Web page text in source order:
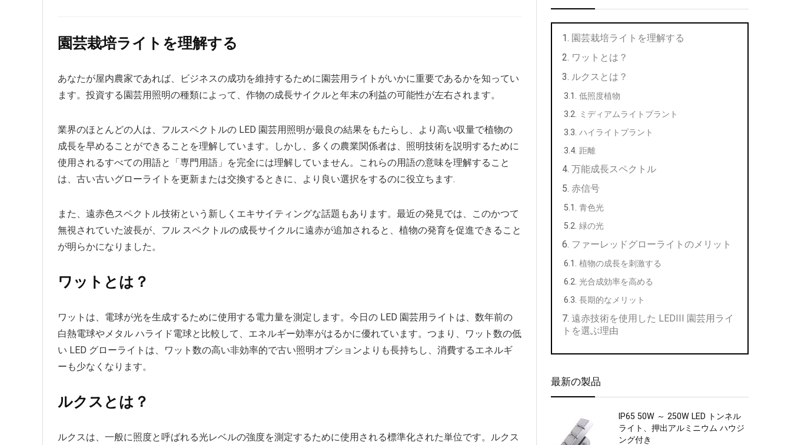
園芸栽培ライトを理解する
あなたが屋内農家であれば、ビジネスの成功を維持するために園芸用ライトがいかに重要であるかを知ってい
ます。投資する園芸用照明の種類によって、作物の成長サイクルと年末の利益の可能性が左右されます。
業界のほとんどの人は、フルスペクトルの LED 園芸用照明が最良の結果をもたらし、より高い収量で植物の
成長を早めることができることを理解しています。しかし、多くの農業関係者は、照明技術を説明するために
使用されるすべての用語と「専門用語」を完全には理解していません。これらの用語の意味を理解すること
は、古い古いグローライトを更新または交換するときに、より良い選択をするのに役立ちます.
また、遠赤色スペクトル技術という新しくエキサイティングな話題もあります。最近の発見では、このかつて
無視されていた波長が、フル スペクトルの成長サイクルに遠赤が追加されると、植物の発育を促進できること
が明らかになりました。
ワットとは？
ワットは、電球が光を生成するために使用する電力量を測定します。今日の LED 園芸用ライトは、数年前の
白熱電球やメタル ハライド電球と比較して、エネルギー効率がはるかに優れています。つまり、ワット数の低
い LED グローライトは、ワット数の高い非効率的で古い照明オプションよりも長持ちし、消費するエネルギ
ーも少なくなります。
ルクスとは？
ルクスは、一般に照度と呼ばれる光レベルの強度を測定するために使用される標準化された単位です。ルクス
園芸栽培ライトを理解する
ワットとは？
ルクスとは？
低照度植物
ミディアムライトプラント
ハイライトプラント
距離
万能成長スペクトル
赤信号
青色光
緑の光
ファーレッドグローライトのメリット
植物の成長を刺激する
光合成効率を高める
長期的なメリット
遠赤技術を使用した LEDIII 園芸用ライ
トを選ぶ理由
最新の製品
IP65 50W ～ 250W LED トンネル
ライト、押出アルミニウム ハウジ
ング付き